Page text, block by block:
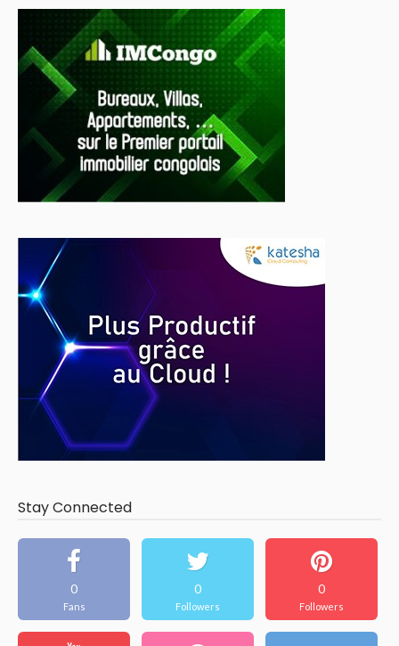
Stay Connected
0
Fans
0
Followers
0
Followers